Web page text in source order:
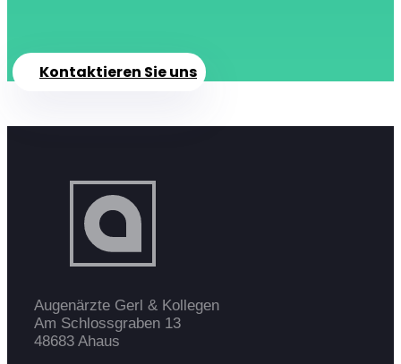
Kontaktieren Sie uns
Augenärzte Gerl & Kollegen
Am Schlossgraben 13
48683 Ahaus